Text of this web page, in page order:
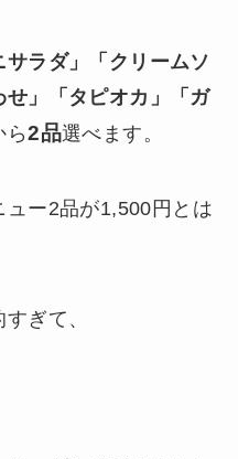
サラダ」「クリームソ
」「タピオカ」「ガ
ら2品選べます。
ー2品が1,500円とは
ぎて、